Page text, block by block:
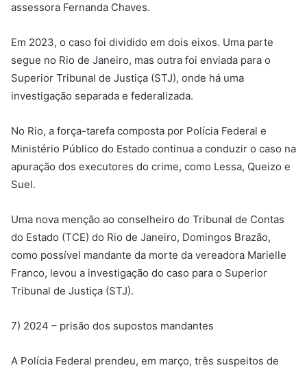
assessora Fernanda Chaves.
Em 2023, o caso foi dividido em dois eixos. Uma parte
segue no Rio de Janeiro, mas outra foi enviada para o
Superior Tribunal de Justiça (STJ), onde há uma
investigação separada e federalizada.
No Rio, a força-tarefa composta por Polícia Federal e
Ministério Público do Estado continua a conduzir o caso na
apuração dos executores do crime, como Lessa, Queizo e
Suel.
Uma nova menção ao conselheiro do Tribunal de Contas
do Estado (TCE) do Rio de Janeiro, Domingos Brazão,
como possível mandante da morte da vereadora Marielle
Franco, levou a investigação do caso para o Superior
Tribunal de Justiça (STJ).
7) 2024 – prisão dos supostos mandantes
A Polícia Federal prendeu, em março, três suspeitos de